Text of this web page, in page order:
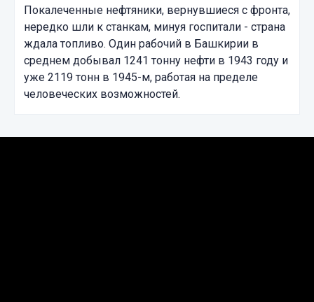
Покалеченные нефтяники, вернувшиеся с фронта,
нередко шли к станкам, минуя госпитали - страна
ждала топливо. Один рабочий в Башкирии в
среднем добывал 1241 тонну нефти в 1943 году и
уже 2119 тонн в 1945-м, работая на пределе
человеческих возможностей.